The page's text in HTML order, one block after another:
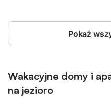
Pokaż
Wakacyjne domy i
na jezioro